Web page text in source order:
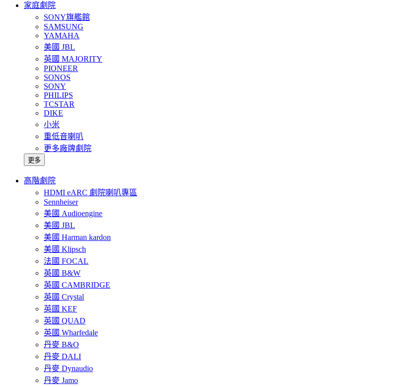
家庭劇院
SONY旗艦館
SAMSUNG
YAMAHA
美國 JBL
英國 MAJORITY
PIONEER
SONOS
SONY
PHILIPS
TCSTAR
DIKE
小米
重低音喇叭
更多廠牌劇院
更多
高階劇院
HDMI eARC 劇院喇叭專區
Sennheiser
美國 Audioengine
美國 JBL
美國 Harman kardon
美國 Klipsch
法國 FOCAL
英國 B&W
英國 CAMBRIDGE
英國 Crystal
英國 KEF
英國 QUAD
英國 Wharfedale
丹麥 B&O
丹麥 DALI
丹麥 Dynaudio
丹麥 Jamo